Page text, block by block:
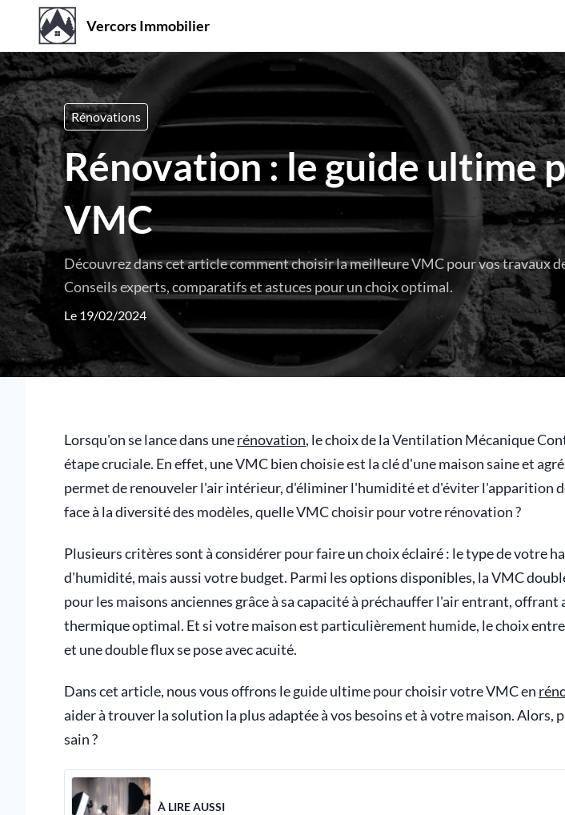
Vercors Immobilier
Rénovations
Rénovation : le guide ultime
VMC
Découvrez dans cet article comment choisir la meilleure VMC pour vos travaux
Conseils experts, comparatifs et astuces pour un choix optimal.
Le 19/02/2024
Lorsqu'on se lance dans unerénovation, le choix de la Ventilation Mécanique
étape cruciale. En effet, une VMC bien choisie est la clé d'une maison saine et
permet de renouveler l'air intérieur, d'éliminer l'humidité et d'éviter l'apparition
face à la diversité des modèles, quelle VMC choisir pour votre rénovation ?
Plusieurs critères sont à considérer pour faire un choix éclairé : le type de votre
d'humidité, mais aussi votre budget. Parmi les options disponibles, la VMC
pour les maisons anciennes grâce à sa capacité à préchauffer l'air entrant,
thermique optimal. Et si votre maison est particulièrement humide, le choix
et une double flux se pose avec acuité.
Dans cet article, nous vous offrons le guide ultime pour choisir votre VMC en
aider à trouver la solution la plus adaptée à vos besoins et à votre maison. Alors,
sain ?
À LIRE AUSSI